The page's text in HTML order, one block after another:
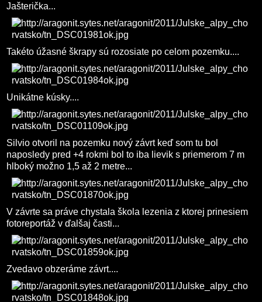
Jašterička...
Takéto úžasné škrapy sú rozosiate po celom pozemku....
Unikátne kúsky....
Silvio otvoril na pozemku nový závrt keď som tu bol
naposledy pred +4 rokmi bol to iba lievik s priemerom 7 m
hlboký možno 1,5 až 2 metre...
V závrte sa práve chystala škola lezenia z ktorej prinesiem
fotoreportáž v ďalšaj časti...
Zvedavo obzeráme závrt....